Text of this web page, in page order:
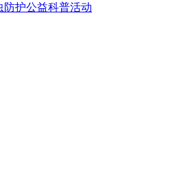
护公益科普活动